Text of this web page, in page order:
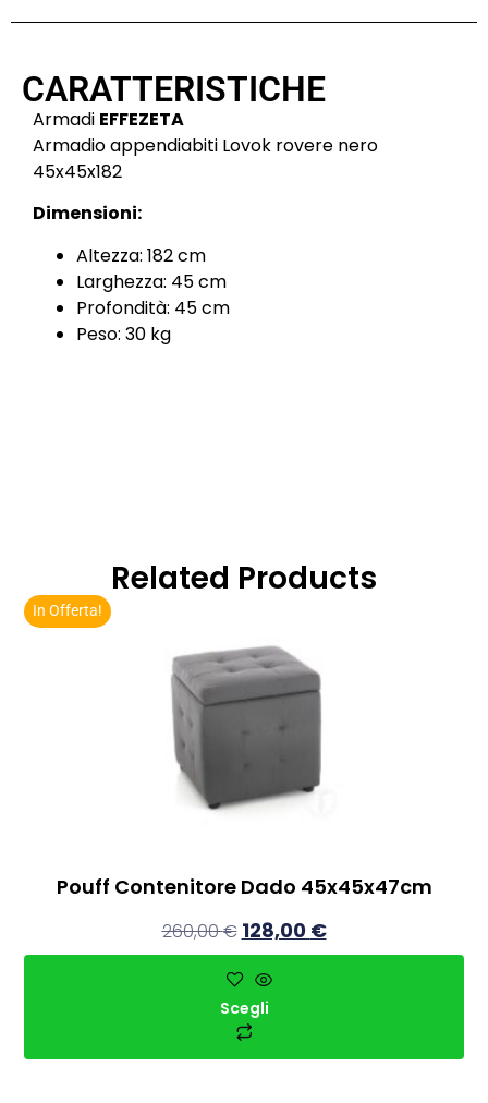
CARATTERISTICHE
Armadi EFFEZETA
Armadio appendiabiti Lovok rovere nero
45x45x182
Dimensioni:
Altezza: 182 cm
Larghezza: 45 cm
Profondità: 45 cm
Peso: 30 kg
Related Products
In Offerta!
Pouff Contenitore Dado 45x45x47cm
260,00€ 128,00 €
Scegli